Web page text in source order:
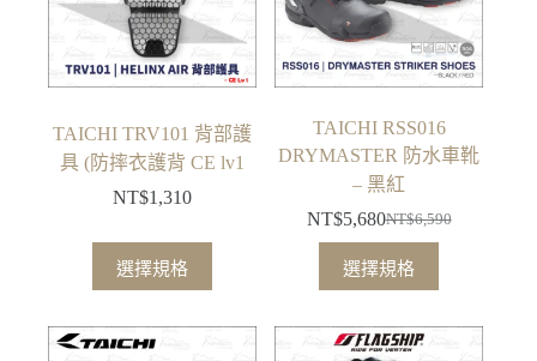
TAICHI TRV101 背部護
具 (防摔衣護背 CE lv1
NT$1,310
選擇規格
此
產
有
TAICHI RSS016
DRYMASTER 防水車靴
– 黑紅
NT$6,590
始
價
NT$6,590。
NT$5,680
前
價
NT$5,680。
選擇規格
此
產
有